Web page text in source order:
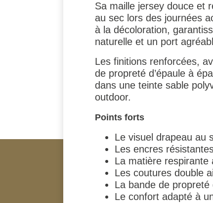
Sa maille jersey douce et
au sec lors des journées
à la décoloration,
naturelle et un port
Les finitions renforcées,
de propreté d’épaule à
dans une teinte sable
outdoor.
Points forts
Le visuel drapeau au
Les encres
La matière respirante
Les coutures double
La bande de propreté
Le confort adapté à